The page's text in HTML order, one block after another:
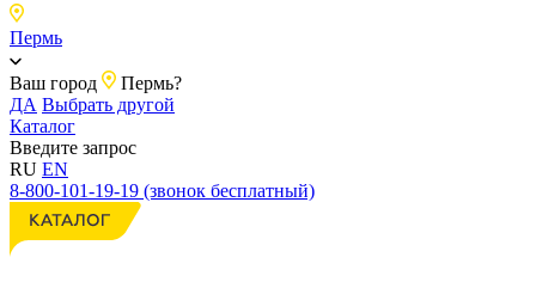
Пермь
Ваш город
Пермь?
ДА Выбрать другой
Каталог
Введите запрос
RU EN
8-800-101-19-19 (звонок бесплатный)